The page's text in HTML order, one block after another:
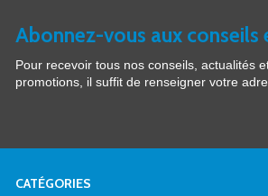
Abonnez-vous aux
Pour recevoir tous nos conseils, actualités
promotions, il suffit de renseigner votre
CATÉGORIES